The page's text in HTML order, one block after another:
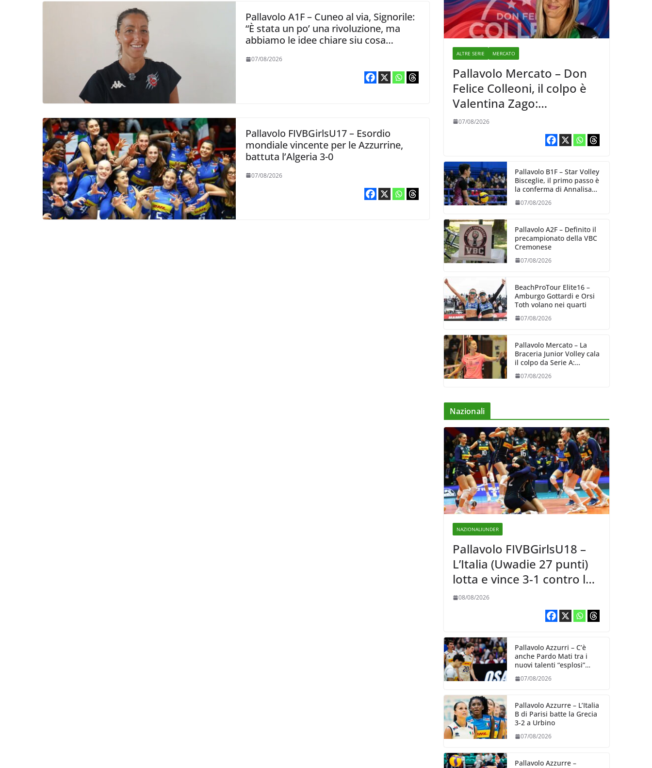
Pallavolo A1F – Cuneo al via, Signorile:
“È stata un po’ una rivoluzione, ma
abbiamo le idee chiare siu cosa
07/08/2026
Pallavolo FIVBGirlsU17 – Esordio
mondiale vincente per le Azzurrine,
battuta l’Algeria 3-0
07/08/2026
ALTRE SERIE MERCATO
Pallavolo Mercato – Don
Felice Colleoni, il colpo è
Valentina Zago:
esperienza e oltre 5.000
punti al servizio di
07/08/2026
Pallavolo B1F – Star Volley
Bisceglie, il primo passo è
la conferma di Annalisa
Mileno
07/08/2026
Pallavolo A2F – Definito il
precampionato della VBC
Cremonese
07/08/2026
BeachProTour Elite16 –
Amburgo Gottardi e Orsi
Toth volano nei quarti
07/08/2026
Pallavolo Mercato – La
Braceria Junior Volley cala
il colpo da Serie A:
Barbara Varaldo è il nuovo
riferimento dell’attacco
07/08/2026
Nazionali
NAZIONALIUNDER
Pallavolo FIVBGirlsU18 –
L’Italia (Uwadie 27 punti)
lotta e vince 3-1 contro la
Repubblica Dominicana
08/08/2026
Pallavolo Azzurri – C’è
anche Pardo Mati tra i
nuovi talenti “esplosi”
Volleyball World
07/08/2026
Pallavolo Azzurre – L’Italia
B di Parisi batte la Grecia
3-2 a Urbino
07/08/2026
Pallavolo Azzurre –